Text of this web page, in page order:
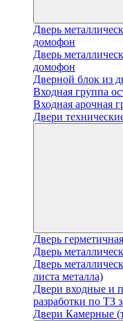
Дверь
домофон
Дверь
домофон
Дверной блок из
Входная группа
Входная арочная
Двери
Дверь
Дверь
Дверь
листа металла)
Двери входные и
разработки по ТЗ
Двери Камерные